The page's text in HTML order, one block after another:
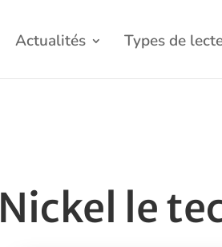
Actualités Types de
Nickel le